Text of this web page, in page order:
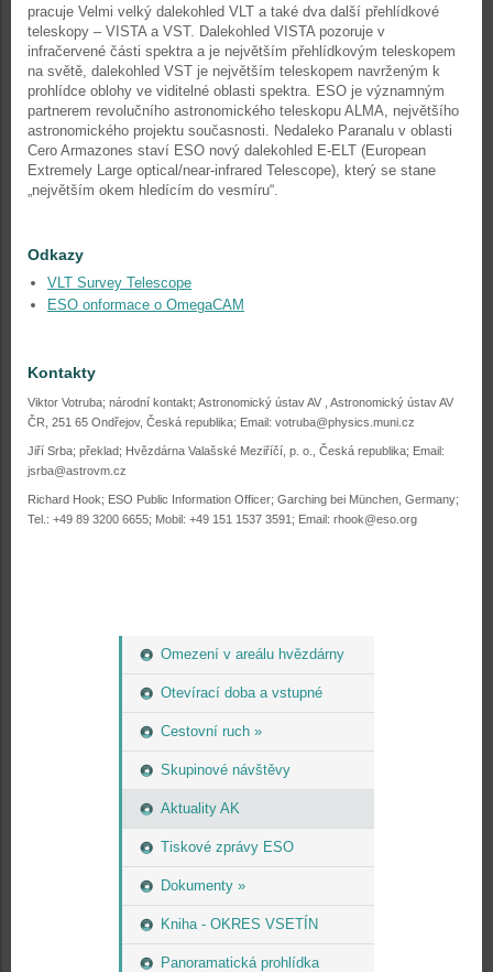
Omezení v areálu hvězdárny
Otevírací doba a vstupné
Cestovní ruch »
Skupinové návštěvy
Aktuality AK
Tiskové zprávy ESO
Dokumenty »
Kniha - OKRES VSETÍN
Panoramatická prohlídka
pracuje Velmi velký dalekohled VLT a také dva další přehlídkové
teleskopy – VISTA a VST. Dalekohled VISTA pozoruje v
infračervené části spektra a je největším přehlídkovým teleskopem
na světě, dalekohled VST je největším teleskopem navrženým k
prohlídce oblohy ve viditelné oblasti spektra. ESO je významným
partnerem revolučního astronomického teleskopu ALMA, největšího
astronomického projektu současnosti. Nedaleko Paranalu v oblasti
Cero Armazones staví ESO nový dalekohled E-ELT (European
Extremely Large optical/near-infrared Telescope), který se stane
„největším okem hledícím do vesmíru“.
Odkazy
VLT Survey Telescope
ESO onformace o OmegaCAM
Kontakty
Viktor Votruba; národní kontakt; Astronomický ústav AV , Astronomický ústav AV
ČR, 251 65 Ondřejov, Česká republika; Email: votruba@physics.muni.cz
Jiří Srba; překlad; Hvězdárna Valašské Meziříčí, p. o., Česká republika; Email:
jsrba@astrovm.cz
Richard Hook; ESO Public Information Officer; Garching bei München, Germany;
Tel.: +49 89 3200 6655; Mobil: +49 151 1537 3591; Email: rhook@eso.org